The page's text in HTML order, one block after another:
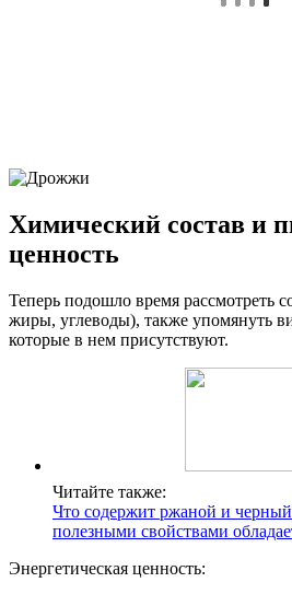
Химический состав и
ценность
Теперь подошло время рассмотреть
жиры, углеводы), также упомянуть
которые в нем присутствуют.
Читайте также:
Что содержит ржаной и
полезными свойствами
Энергетическая ценность: